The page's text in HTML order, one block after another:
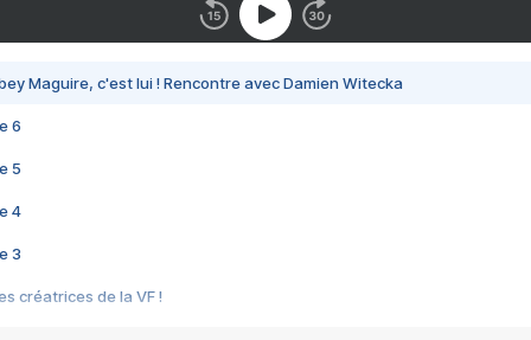
Maguire, c'est lui ! Rencontre avec Damien Witecka
6
5
4
3
créatrices de la VF !